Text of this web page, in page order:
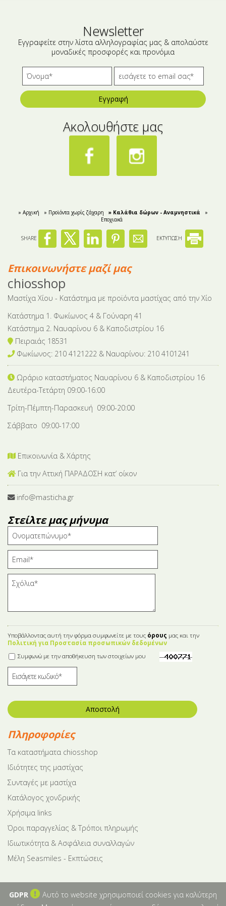
Newsletter
Εγγραφείτε στην λίστα αλληλογραφίας μας & απολαύστε
μοναδικές προσφορές και προνόμια
Εγγραφή
Ακολουθήστε μας
» Αρχική » Προϊόντα χωρίς ζάχαρη » Καλάθια δώρων - Αναμνηστικά
»
Εποχιακά
SHARE ΕΚΤΥΠΩΣΗ
Επικοινωνήστε μαζί μας
chiosshop
Μαστίχα Χίου - Κατάστημα με προϊόντα μαστίχας από την Χίο
Κατάστημα 1. Φωκίωνος 4 & Γούναρη 41
Κατάστημα 2. Ναυαρίνου 6 & Καποδιστρίου 16
Πειραιάς 18531
Φωκίωνος: 210 4121222 & Nαυαρίνου: 210 4101241
Ωράριο καταστήματος Ναυαρίνου 6 & Καποδιστρίου 16
Δευτέρα-Tετάρτη 09:00-16:00
Τρίτη-Πέμπτη-Παρασκευή 09:00-20:00
Σάββατο 09:00-17:00
Επικοινωνία & Χάρτης
Για την Αττική ΠΑΡΑΔΟΣΗ κατ’ οίκον
info@masticha.gr
Στείλτε μας μήνυμα
Υποβάλλοντας αυτή την φόρμα συμφωνείτε με τους όρους μας και την
Πολιτική για Προστασία προσωπικών δεδομένων
Συμφωνώ με την αποθήκευση των στοιχείων μου
Αποστολή
Πληροφορίες
Tα καταστήματα chiosshop
Ιδιότητες της μαστίχας
Συνταγές με μαστίχα
Κατάλογος χονδρικής
Χρήσιμα links
Όροι παραγγελίας & Τρόποι πληρωμής
Ιδιωτικότητα & Ασφάλεια συναλλαγών
Μέλη Seasmiles - Εκπτώσεις
GDPR
Αυτό το website χρησιμοποιεί cookies για καλύτερη